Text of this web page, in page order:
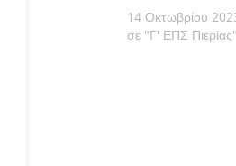
14 Οκτωβρίου
σε "Γ' ΕΠΣ Πιερίας"